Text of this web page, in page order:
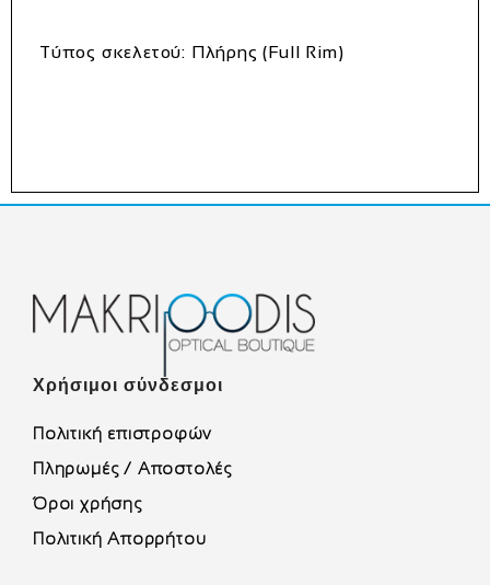
Τύπος σκελετού: Πλήρης (Full Rim)
Χρήσιμοι σύνδεσμοι
Πολιτική επιστροφών
Πληρωμές / Αποστολές
Όροι χρήσης
Πολιτική Απορρήτου